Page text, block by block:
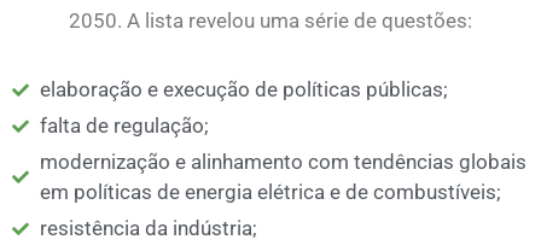
2050. A lista revelou uma série de questões:
elaboração e execução de políticas públicas;
falta de regulação;
modernização e alinhamento com tendências globais
em políticas de energia elétrica e de combustíveis;
resistência da indústria;